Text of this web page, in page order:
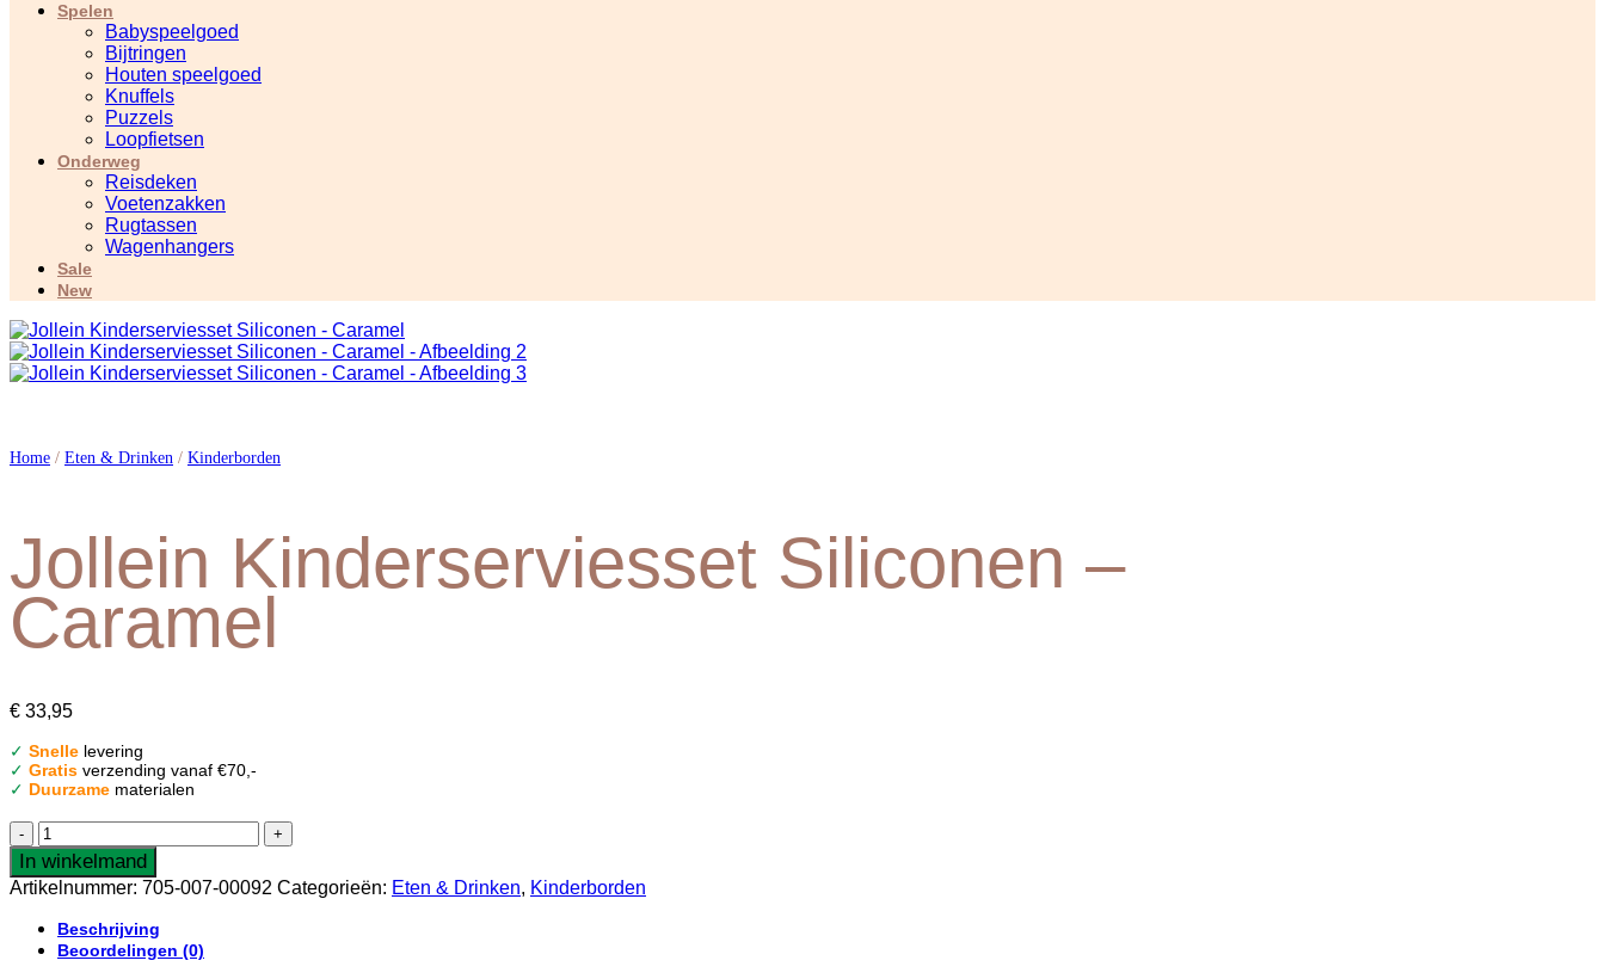
Spelen
Babyspeelgoed
Bijtringen
Houten speelgoed
Knuffels
Puzzels
Loopfietsen
Onderweg
Reisdeken
Voetenzakken
Rugtassen
Wagenhangers
Sale
New
Home / Eten & Drinken / Kinderborden
Jollein Kinderserviesset Siliconen –
Caramel
€ 33,95
✓ Snelle levering
✓ Gratis verzending vanaf €70,-
✓ Duurzame materialen
Jollein
Kinderserviesset
Siliconen
-
aantal
In winkelmand
Artikelnummer: 705-007-00092 Categorieën: Eten & Drinken, Kinderborden
Beschrijving
Beoordelingen (0)